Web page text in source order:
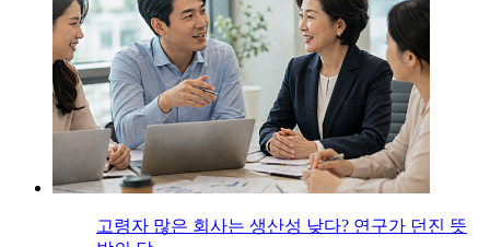
고령자 많은 회사는 생산성 낮다? 연구가 던진 뜻